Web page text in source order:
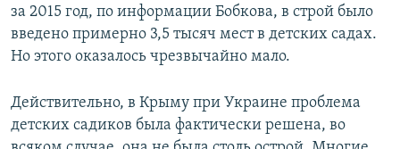
за 2015 год, по информации Бобкова, в строй было
введено примерно 3,5 тысяч мест в детских садах.
Но этого оказалось чрезвычайно мало.
Действительно, в Крыму при Украине проблема
детских садиков была фактически решена, во